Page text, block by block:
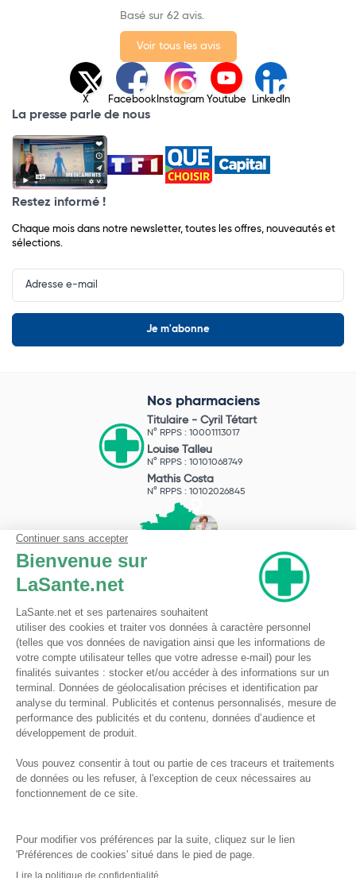
Basé sur 62 avis.
Voir tous les avis
X Facebook Instagram Youtube LinkedIn
La presse parle de nous
Restez informé !
Chaque mois dans notre newsletter, toutes les offres, nouveautés et
sélections.
Input
Newsletter
Nos pharmaciens
Titulaire - Cyril Tétart
N° RPPS : 10001113017
Louise Talleu
N° RPPS : 10101068749
Mathis Costa
N° RPPS : 10102026845
Pharmacie du Bizet
Licence ARS : 590009874
Licence Ordinale : 126921
49 boulevard Bizet
59650 Villeneuve d'Ascq
Contactez-nous !
Pharmacie en ligne autorisée à vendre des médicaments depuis le 17 avril 2013
Tous droits réservés
Conditions Générales de Vente
Mentions légales